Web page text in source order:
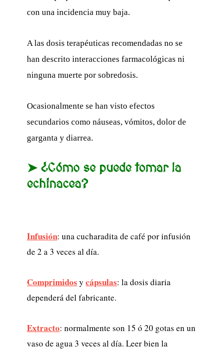
con una incidencia muy baja.
A las dosis terapéuticas recomendadas no se
han descrito interacciones farmacológicas ni
ninguna muerte por sobredosis.
Ocasionalmente se han visto efectos
secundarios como náuseas, vómitos, dolor de
garganta y diarrea.
➤ ¿Cómo se puede tomar la
echinacea?
Infusión: una cucharadita de café por infusión
de 2 a 3 veces al día.
Comprimidos y cápsulas: la dosis diaria
dependerá del fabricante.
Extracto: normalmente son 15 ó 20 gotas en un
vaso de agua 3 veces al día. Leer bien la